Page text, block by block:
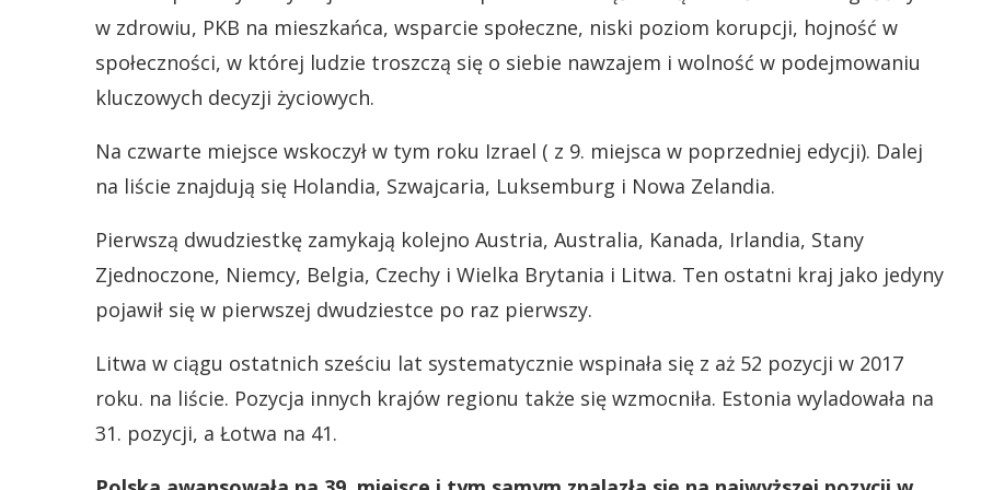
w zdrowiu, PKB na mieszkańca, wsparcie społeczne, niski poziom korupcji, hojność w
społeczności, w której ludzie troszczą się o siebie nawzajem i wolność w podejmowaniu
kluczowych decyzji życiowych.
Na czwarte miejsce wskoczył w tym roku Izrael ( z 9. miejsca w poprzedniej edycji). Dalej
na liście znajdują się Holandia, Szwajcaria, Luksemburg i Nowa Zelandia.
Pierwszą dwudziestkę zamykają kolejno Austria, Australia, Kanada, Irlandia, Stany
Zjednoczone, Niemcy, Belgia, Czechy i Wielka Brytania i Litwa. Ten ostatni kraj jako jedyny
pojawił się w pierwszej dwudziestce po raz pierwszy.
Litwa w ciągu ostatnich sześciu lat systematycznie wspinała się z aż 52 pozycji w 2017
roku. na liście. Pozycja innych krajów regionu także się wzmocniła. Estonia wyladowała na
31. pozycji, a Łotwa na 41.